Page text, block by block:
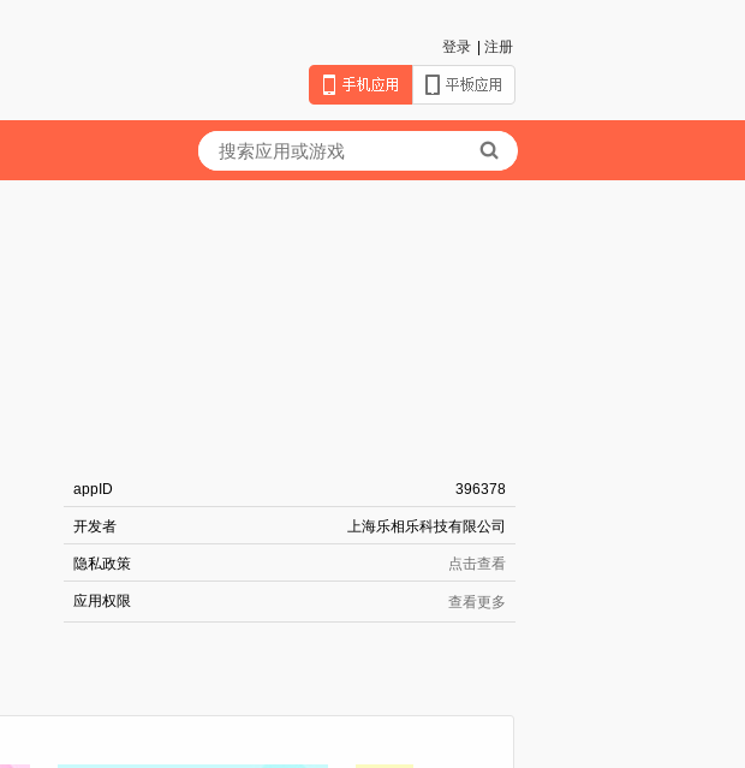
注册
登录
appID 396378
开发者 上海乐相乐科技有限公司
隐私政策 点击查看
应用权限 查看更多